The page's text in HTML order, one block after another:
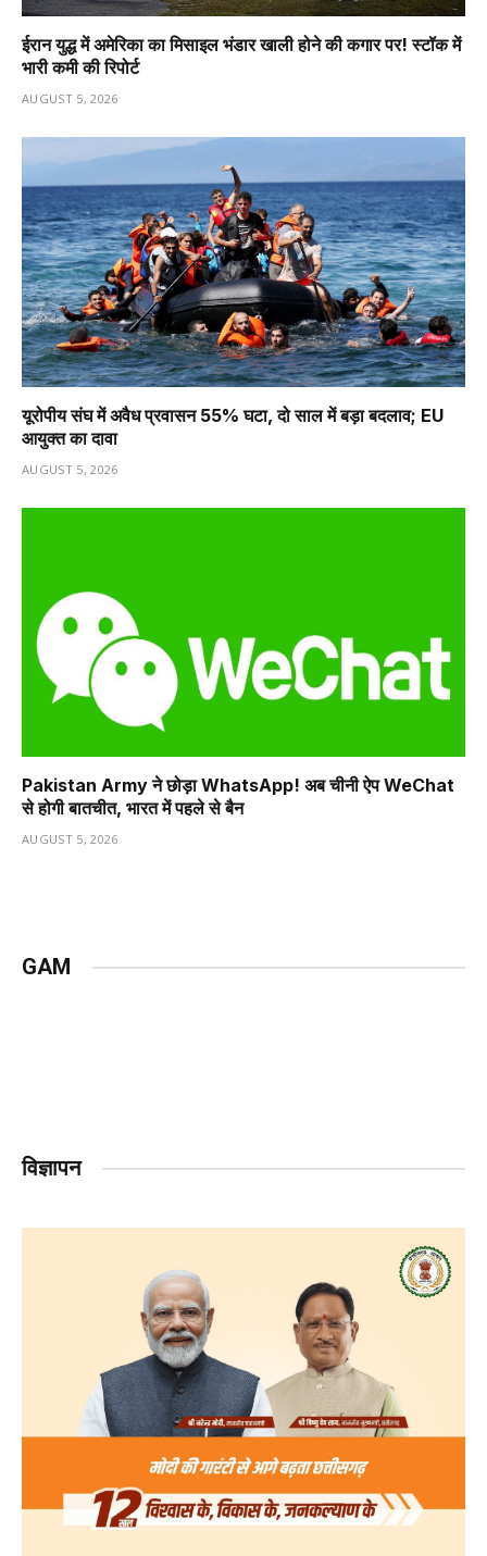
ईरान युद्ध में अमेरिका का मिसाइल भंडार खाली होने की कगार पर! स्टॉक में
भारी कमी की रिपोर्ट
AUGUST 5, 2026
यूरोपीय संघ में अवैध प्रवासन 55% घटा, दो साल में बड़ा बदलाव; EU
आयुक्त का दावा
AUGUST 5, 2026
Pakistan Army ने छोड़ा WhatsApp! अब चीनी ऐप WeChat
से होगी बातचीत, भारत में पहले से बैन
AUGUST 5, 2026
GAM
विज्ञापन